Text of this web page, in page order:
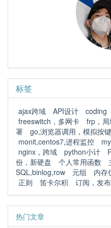
标签
ajax跨域 API设计 coding
freeswitch，多网卡
frp，
署
go,浏览器调用，模拟按
monit,centos7,进程监控
nginx，跨域
python小计
份，新硬盘
个人常用函数
SQL,binlog,row
元组 内存
正则
笛卡尔积 订阅，发布
热门文章